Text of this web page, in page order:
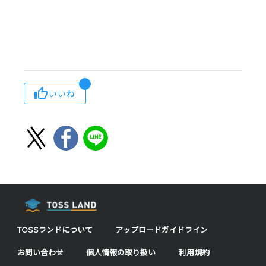
いいね
TOSSランドについて アップロードガイドライン
お問い合わせ 個人情報の取り扱い 利用規約